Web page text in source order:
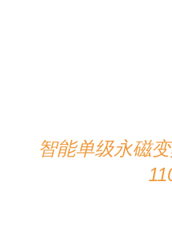
智能单级永磁